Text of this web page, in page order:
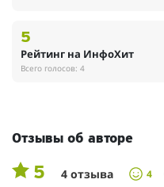
5
Рейтинг на ИнфоХит
Всего голосов: 4
Отзывы об авторе
5 4 отзыва 4